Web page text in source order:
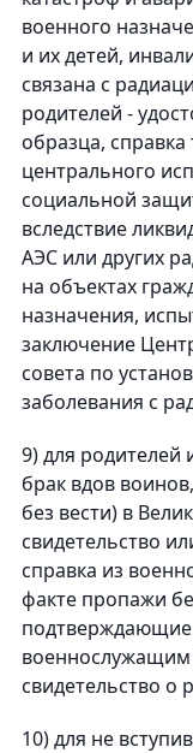
военного
и их детей,
связана с
родителей -
образца,
центрального
социальной
вследствие
АЭС или других
на объектах
назначения,
заключение
совета по
заболевания с
9) для родителей
брак вдов
без вести) в
свидетельство
справка из
факте пропажи
подтверждающие
военнослужащим
свидетельство о
10) для не